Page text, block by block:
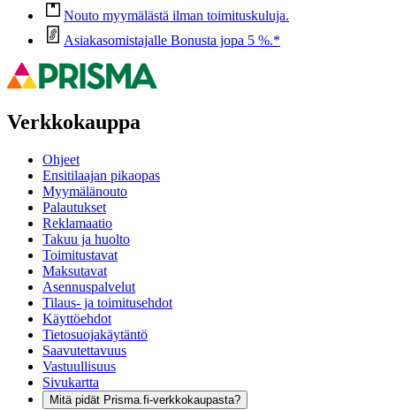
Nouto myymälästä ilman toimituskuluja.
Asiakasomistajalle Bonusta jopa 5 %.*
Verkkokauppa
Ohjeet
Ensitilaajan pikaopas
Myymälänouto
Palautukset
Reklamaatio
Takuu ja huolto
Toimitustavat
Maksutavat
Asennuspalvelut
Tilaus- ja toimitusehdot
Käyttöehdot
Tietosuojakäytäntö
Saavutettavuus
Vastuullisuus
Sivukartta
Mitä pidät Prisma.fi-verkkokaupasta?